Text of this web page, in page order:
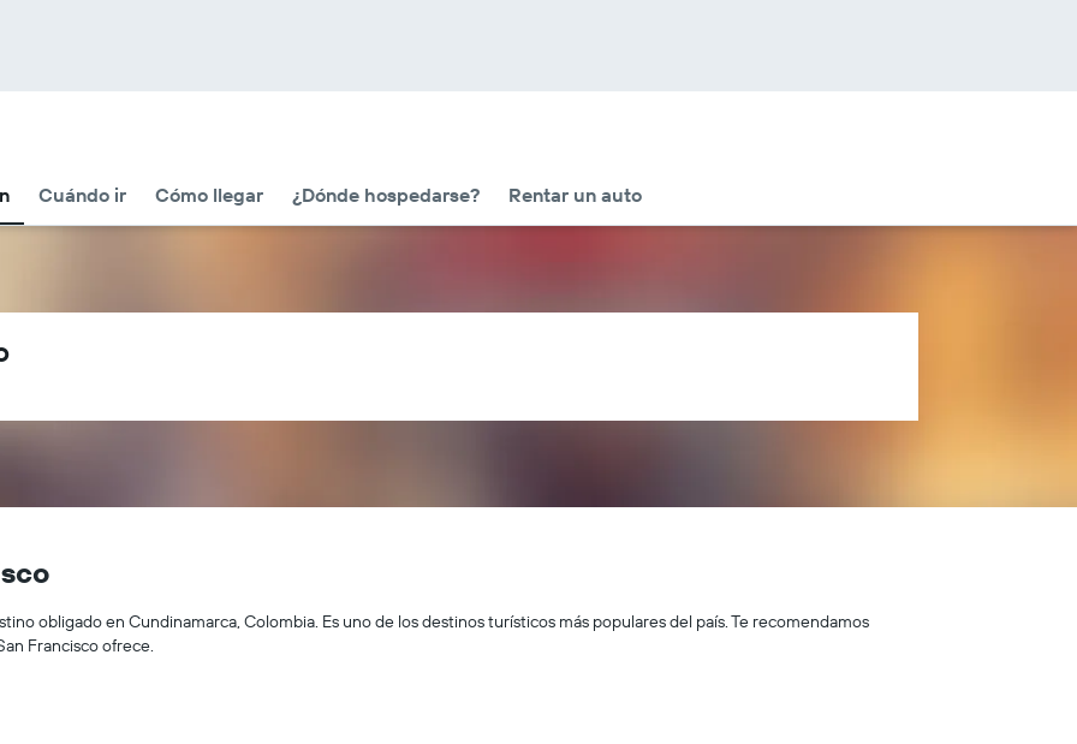
Cuándo ir Cómo llegar ¿Dónde hospedarse? Rentar un auto
obligado en Cundinamarca, Colombia. Es uno de los destinos turísticos más populares del país. Te recomendamos
Francisco ofrece.